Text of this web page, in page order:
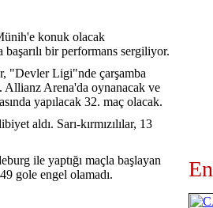
konuk olacak
bir performans sergiliyor.
"Devler Ligi"nde çarşamba
Allianz Arena'da oynanacak ve
yapılacak 32. maç olacak.
aldı. Sarı-kırmızılılar, 13
ile yaptığı maçla başlayan
gole engel olamadı.